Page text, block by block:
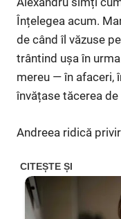
Înțelegea acum.
de când îl văzuse
trântind ușa în
mereu — în afaceri,
învățase tăcerea de
Andreea ridică